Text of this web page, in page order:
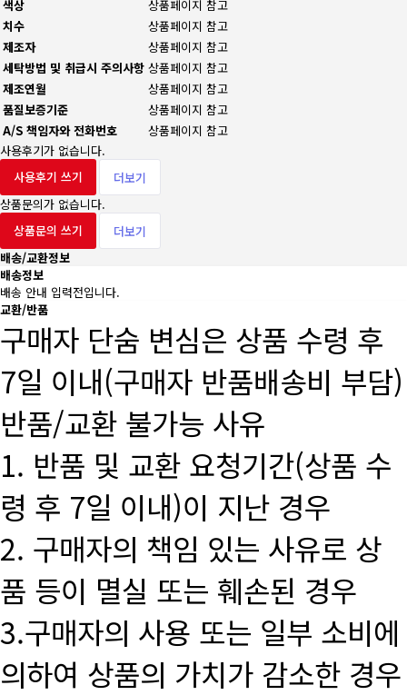
색상
상품페이지 참고
치수
상품페이지 참고
제조자
상품페이지 참고
세탁방법 및 취급시 주의사항 상품페이지 참고
제조연월
상품페이지 참고
품질보증기준
상품페이지 참고
A/S 책임자와 전화번호
상품페이지 참고
사용후기가 없습니다.
사용후기 쓰기
더보기
상품문의가 없습니다.
상품문의 쓰기
더보기
배송/교환정보
배송정보
배송 안내 입력전입니다.
교환/반품
구매자 단숨 변심은 상품 수령 후
7일 이내(구매자 반품배송비 부담)
반품/교환 불가능 사유
1. 반품 및 교환 요청기간(상품 수
령 후 7일 이내)이 지난 경우
2. 구매자의 책임 있는 사유로 상
품 등이 멸실 또는 훼손된 경우
3.구매자의 사용 또는 일부 소비에
의하여 상품의 가치가 감소한 경우